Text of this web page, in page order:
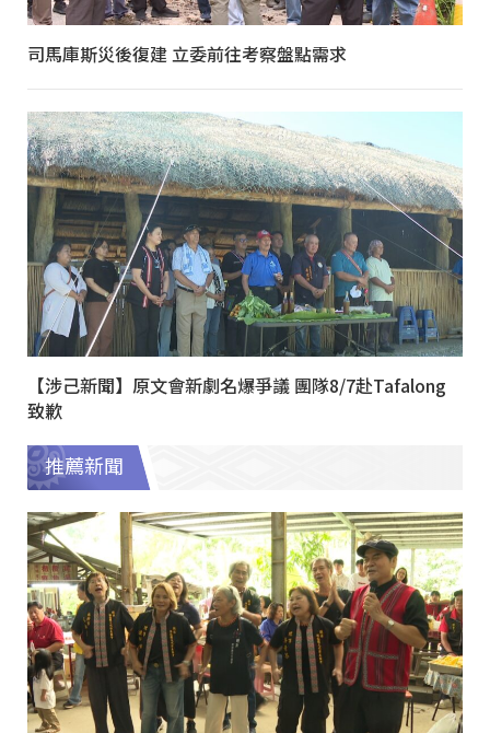
司馬庫斯災後復建 立委前往考察盤點需求
【涉己新聞】原文會新劇名爆爭議 團隊8/7赴Tafalong
致歉
推薦新聞